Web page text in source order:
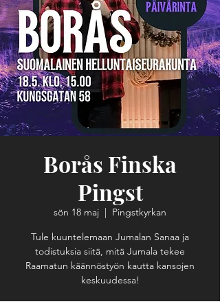
Borås Finska
Pingst
sön 18 maj
  |
Pingstkyrkan
Tule kuuntelemaan Jumalan Sanaa ja
todistuksia siitä, mitä Jumala tekee
Raamatun käännöstyön kautta kansojen
keskuudessa!